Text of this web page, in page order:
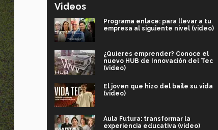
Videos
Programa enlace: para llevar a tu
empresa al siguiente nivel (video)
¿Quieres emprender? Conoce el
nuevo HUB de Innovación del Tec
(video)
El joven que hizo del baile su vida
(video)
Aula Futura: transformar la
experiencia educativa (video)